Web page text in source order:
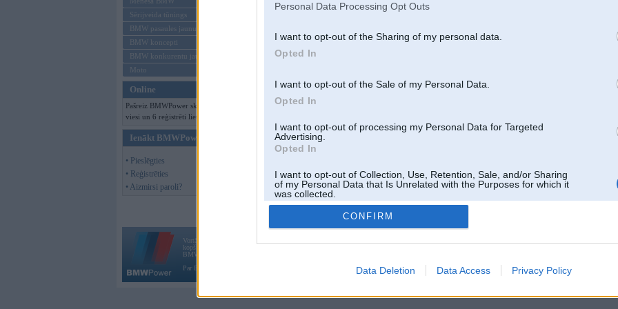
Personal Data Processing Opt Outs
I want to opt-out of the Sharing of my personal data.
Opted In
I want to opt-out of the Sale of my Personal Data.
Opted In
I want to opt-out of processing my Personal Data for Targeted
Advertising.
Opted In
I want to opt-out of Collection, Use, Retention, Sale, and/or Sharing
of my Personal Data that Is Unrelated with the Purposes for which it
was collected.
Opted Out
CONFIRM
Data Deletion Data Access Privacy Policy
Sērijveida tūnings
BMW pasaules jaunumi
BMW koncepti
BMW konkurentu jaunumi
Moto
Online
Pašreiz BMWPower skatās 142
viesi un 6 reģistrēti lietotāji.
Ienākt BMWPower
• Pieslēgties
• Reģistrēties
• Aizmirsi paroli?
Vortāls BMWPower.lv darbojas
kopš 2002. gada 14. maija. Tas nav auto klubs un nav saistīts ar
BMW AG.
Par BMWPower